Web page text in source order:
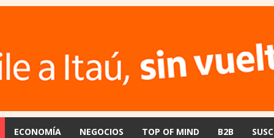
ECONOMÍA NEGOCIOS TOP OF MIND B2B